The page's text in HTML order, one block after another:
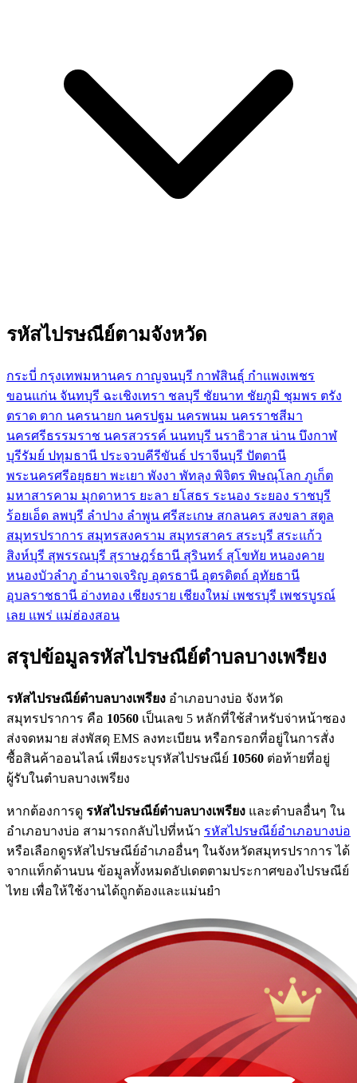
รหัสไปรษณีย์ตามจังหวัด
กระบี่ กรุงเทพมหานคร กาญจนบุรี กาฬสินธุ์ กำแพงเพชร
ขอนแก่น จันทบุรี ฉะเชิงเทรา ชลบุรี ชัยนาท ชัยภูมิ ชุมพร ตรัง
ตราด ตาก นครนายก นครปฐม นครพนม นครราชสีมา
นครศรีธรรมราช นครสวรรค์ นนทบุรี นราธิวาส น่าน บึงกาฬ
บุรีรัมย์ ปทุมธานี ประจวบคีรีขันธ์ ปราจีนบุรี ปัตตานี
พระนครศรีอยุธยา พะเยา พังงา พัทลุง พิจิตร พิษณุโลก ภูเก็ต
มหาสารคาม มุกดาหาร ยะลา ยโสธร ระนอง ระยอง ราชบุรี
ร้อยเอ็ด ลพบุรี ลำปาง ลำพูน ศรีสะเกษ สกลนคร สงขลา สตูล
สมุทรปราการ สมุทรสงคราม สมุทรสาคร สระบุรี สระแก้ว
สิงห์บุรี สุพรรณบุรี สุราษฎร์ธานี สุรินทร์ สุโขทัย หนองคาย
หนองบัวลำภู อำนาจเจริญ อุดรธานี อุตรดิตถ์ อุทัยธานี
อุบลราชธานี อ่างทอง เชียงราย เชียงใหม่ เพชรบุรี เพชรบูรณ์
เลย แพร่ แม่ฮ่องสอน
สรุปข้อมูลรหัสไปรษณีย์ตำบลบางเพรียง
รหัสไปรษณีย์ตำบลบางเพรียง อำเภอบางบ่อ จังหวัด
สมุทรปราการ คือ 10560 เป็นเลข 5 หลักที่ใช้สำหรับจ่าหน้าซอง
ส่งจดหมาย ส่งพัสดุ EMS ลงทะเบียน หรือกรอกที่อยู่ในการสั่ง
ซื้อสินค้าออนไลน์ เพียงระบุรหัสไปรษณีย์ 10560 ต่อท้ายที่อยู่
ผู้รับในตำบลบางเพรียง
หากต้องการดู รหัสไปรษณีย์ตำบลบางเพรียง และตำบลอื่นๆ ใน
อำเภอบางบ่อ สามารถกลับไปที่หน้า รหัสไปรษณีย์อำเภอบางบ่อ
หรือเลือกดูรหัสไปรษณีย์อำเภออื่นๆ ในจังหวัดสมุทรปราการ ได้
จากแท็กด้านบน ข้อมูลทั้งหมดอัปเดตตามประกาศของไปรษณีย์
ไทย เพื่อให้ใช้งานได้ถูกต้องและแม่นยำ